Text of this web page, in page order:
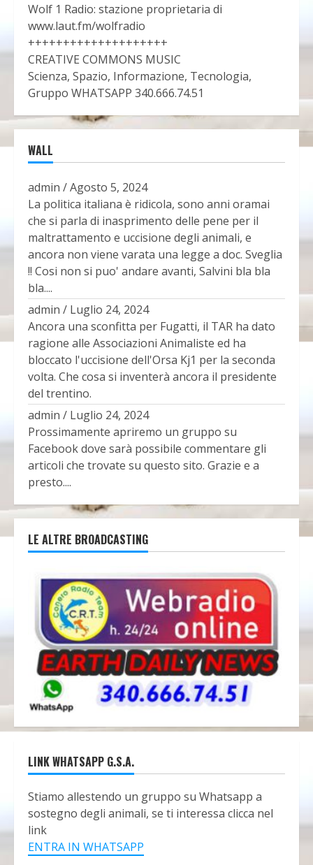
Wolf 1 Radio: stazione proprietaria di
www.laut.fm/wolfradio
++++++++++++++++++++
CREATIVE COMMONS MUSIC
Scienza, Spazio, Informazione, Tecnologia,
Gruppo WHATSAPP 340.666.74.51
WALL
admin /Agosto 5, 2024
La politica italiana è ridicola, sono anni oramai
che si parla di inasprimento delle pene per il
maltrattamento e uccisione degli animali, e
ancora non viene varata una legge a doc. Sveglia
!! Cosi non si puo' andare avanti, Salvini bla bla
bla....
admin / Luglio 24, 2024
Ancora una sconfitta per Fugatti, il TAR ha dato
ragione alle Associazioni Animaliste ed ha
bloccato l'uccisione dell'Orsa Kj1 per la seconda
volta. Che cosa si inventerà ancora il presidente
del trentino.
admin / Luglio 24, 2024
Prossimamente apriremo un gruppo su
Facebook dove sarà possibile commentare gli
articoli che trovate su questo sito. Grazie e a
presto....
LE ALTRE BROADCASTING
LINK WHATSAPP G.S.A.
Stiamo allestendo un gruppo su Whatsapp a
sostegno degli animali, se ti interessa clicca nel
link
ENTRA IN WHATSAPP